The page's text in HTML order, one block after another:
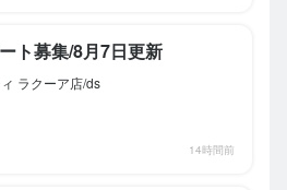
ト募集/8月7日更新
ラクーア店/ds
14時間前